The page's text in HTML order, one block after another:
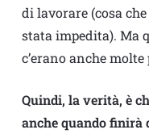
di lavorare (cosa
stata impedita). Ma
c’erano anche
Quindi, la verità, è
anche quando finirà